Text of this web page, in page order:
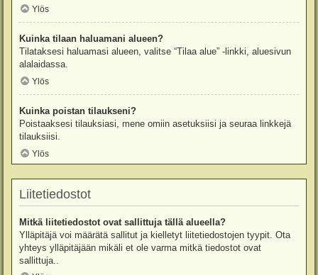
Ylös
Kuinka tilaan haluamani alueen?
Tilataksesi haluamasi alueen, valitse “Tilaa alue” -linkki, aluesivun
alalaidassa.
Ylös
Kuinka poistan tilaukseni?
Poistaaksesi tilauksiasi, mene omiin asetuksiisi ja seuraa linkkejä
tilauksiisi.
Ylös
Liitetiedostot
Mitkä liitetiedostot ovat sallittuja tällä alueella?
Ylläpitäjä voi määrätä sallitut ja kielletyt liitetiedostojen tyypit. Ota
yhteys ylläpitäjään mikäli et ole varma mitkä tiedostot ovat
sallittuja..